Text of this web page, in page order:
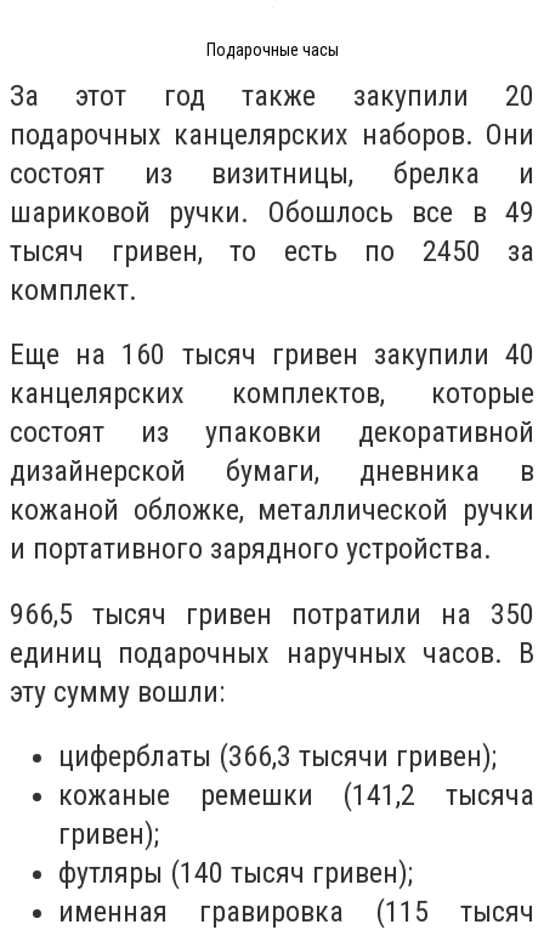
Подарочные часы
За этот год также закупили 20
подарочных канцелярских наборов. Они
состоят из визитницы, брелка и
шариковой ручки. Обошлось все в 49
тысяч гривен, то есть по 2450 за
комплект.
Еще на 160 тысяч гривен закупили 40
канцелярских комплектов, которые
состоят из упаковки декоративной
дизайнерской бумаги, дневника в
кожаной обложке, металлической ручки
и портативного зарядного устройства.
966,5 тысяч гривен потратили на 350
единиц подарочных наручных часов. В
эту сумму вошли:
циферблаты (366,3 тысячи гривен);
кожаные ремешки (141,2 тысяча
гривен);
футляры (140 тысяч гривен);
именная гравировка (115 тысяч